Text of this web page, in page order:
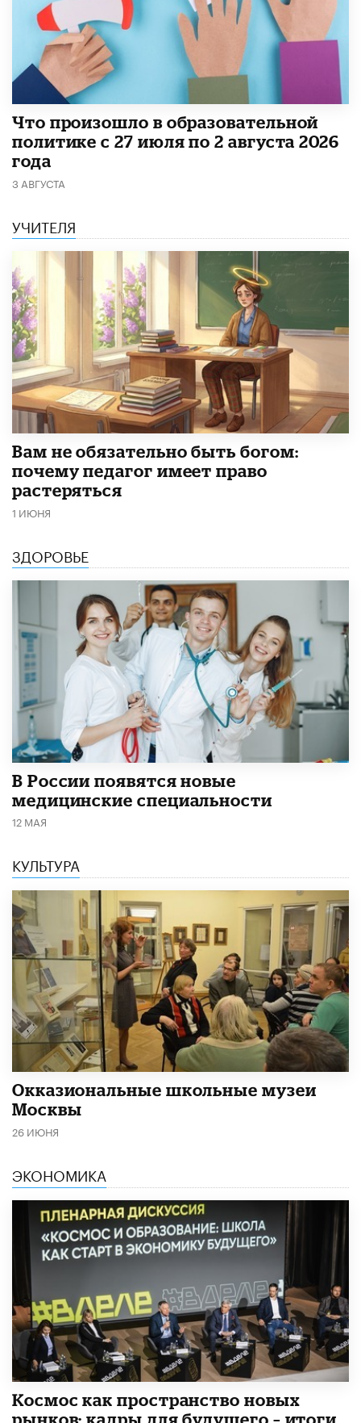
​Что произошло в образовательной
политике с 27 июля по 2 августа 2026
года
3 АВГУСТА
УЧИТЕЛЯ
​Вам не обязательно быть богом:
почему педагог имеет право
растеряться
1 ИЮНЯ
ЗДОРОВЬЕ
В России появятся новые
медицинские специальности
12 МАЯ
КУЛЬТУРА
​Окказиональные школьные музеи
Москвы
26 ИЮНЯ
ЭКОНОМИКА
Космос как пространство новых